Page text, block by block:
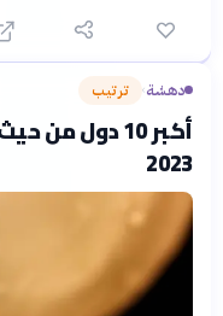
دهشة› ترتيب
أكبر 10 دول
2023